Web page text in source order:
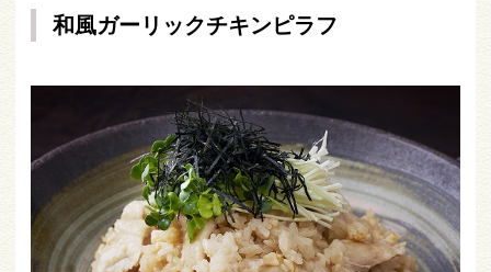
和風ガーリックチキンピラフ